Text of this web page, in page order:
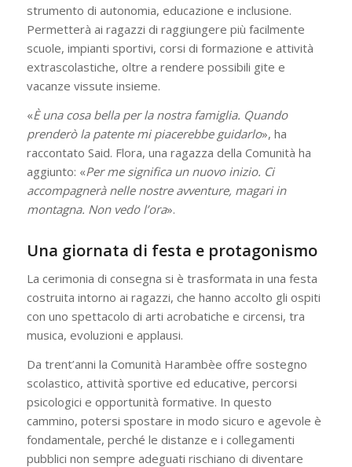
strumento di autonomia, educazione e inclusione.
Permetterà ai ragazzi di raggiungere più facilmente
scuole, impianti sportivi, corsi di formazione e attività
extrascolastiche, oltre a rendere possibili gite e
vacanze vissute insieme.
«È una cosa bella per la nostra famiglia. Quando
prenderò la patente mi piacerebbe guidarlo», ha
raccontato Said. Flora, una ragazza della Comunità ha
aggiunto: «Per me significa un nuovo inizio. Ci
accompagnerà nelle nostre avventure, magari in
montagna. Non vedo l’ora».
Una giornata di festa e protagonismo
La cerimonia di consegna si è trasformata in una festa
costruita intorno ai ragazzi, che hanno accolto gli ospiti
con uno spettacolo di arti acrobatiche e circensi, tra
musica, evoluzioni e applausi.
Da trent’anni la Comunità Harambèe offre sostegno
scolastico, attività sportive ed educative, percorsi
psicologici e opportunità formative. In questo
cammino, potersi spostare in modo sicuro e agevole è
fondamentale, perché le distanze e i collegamenti
pubblici non sempre adeguati rischiano di diventare